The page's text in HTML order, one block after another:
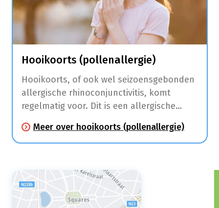
Hooikoorts (pollenallergie)
Hooikoorts, of ook wel seizoensgebonden
allergische rhinoconjunctivitis, komt
regelmatig voor. Dit is een allergische
slijmvliezen van de neus (niezen,
neusloop, jeuk, neusverstopping) en ogen
Meer over hooikoorts (pollenallergie)